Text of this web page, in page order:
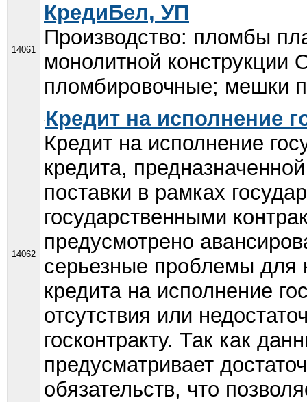
14061
КредиБел, УП
Производство: пломбы
монолитной конструкции
пломбировочные; мешки
14062
Кредит на исполнение
Кредит на исполнение
кредита,
поставки в рамках
государственными
предусмотрено
серьезные проблемы для
кредита на исполнение
отсутствия или
госконтракту. Так как
предусматривает
обязательств, что